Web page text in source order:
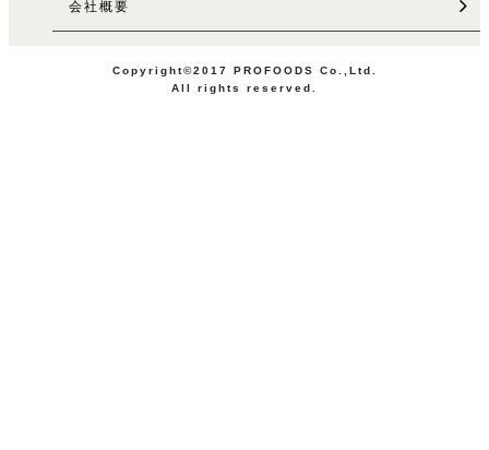
会社概要
Copyright©2017 PROFOODS Co.,Ltd.
All rights reserved.